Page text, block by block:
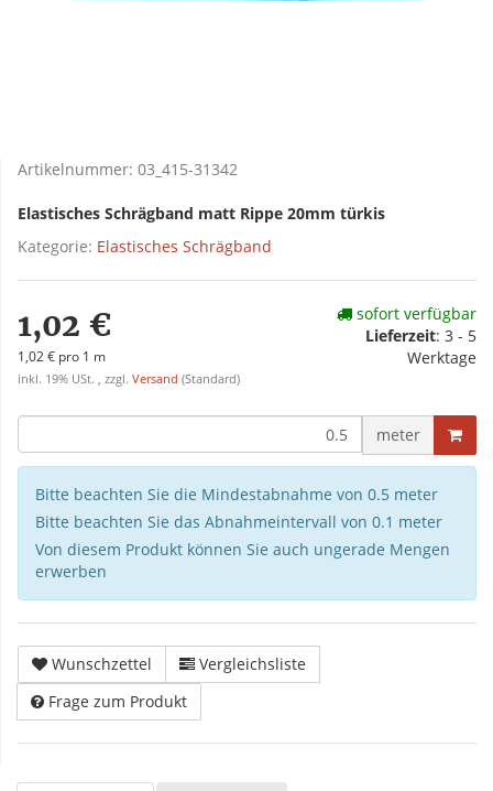
Artikelnummer: 03_415-31342
Elastisches Schrägband matt Rippe 20mm türkis
Kategorie: Elastisches Schrägband
1,02 €
1,02 € pro 1 m
inkl. 19% USt. , zzgl. Versand (Standard)
sofort verfügbar
Lieferzeit: 3 - 5
Werktage
meter
Bitte beachten Sie die Mindestabnahme von 0.5 meter
Bitte beachten Sie das Abnahmeintervall von 0.1 meter
Von diesem Produkt können Sie auch ungerade Mengen
erwerben
Wunschzettel
Vergleichsliste
Frage zum Produkt